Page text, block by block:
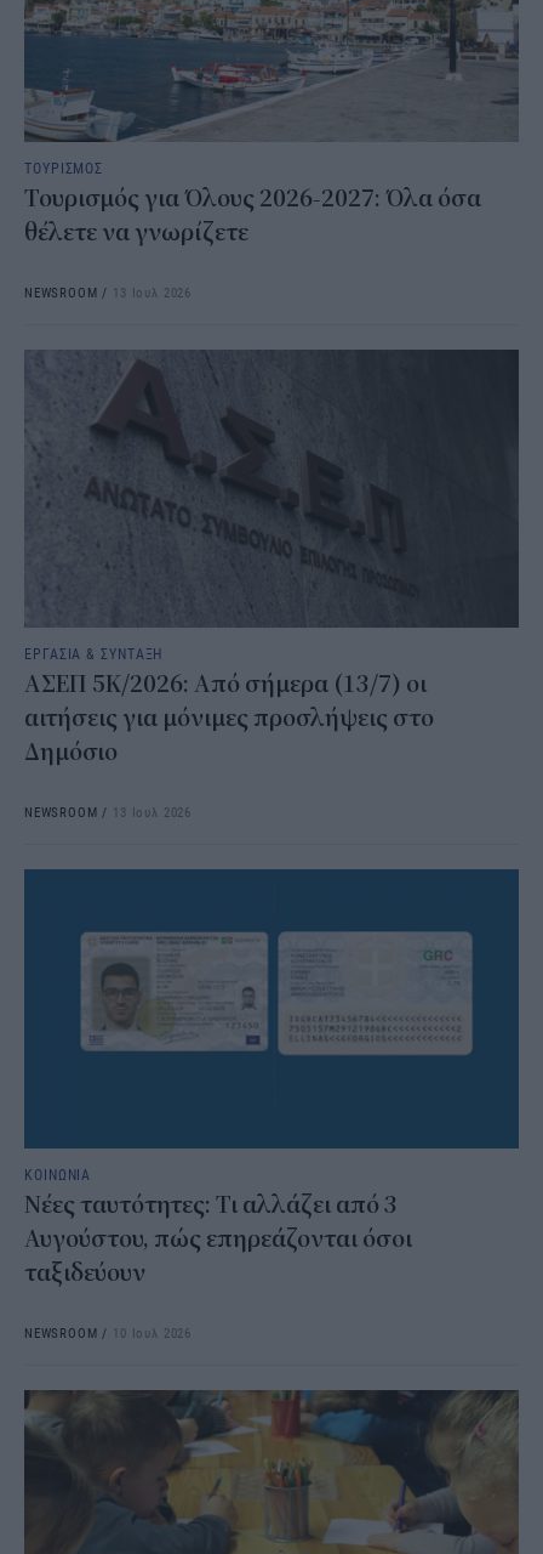
ΤΟΥΡΙΣΜΟΣ
Τουρισμός για Όλους 2026-2027: Όλα όσα
θέλετε να γνωρίζετε
NEWSROOM / 13 Ιουλ 2026
ΕΡΓΑΣΙΑ & ΣΥΝΤΑΞΗ
ΑΣΕΠ 5Κ/2026: Από σήμερα (13/7) οι
αιτήσεις για μόνιμες προσλήψεις στο
Δημόσιο
NEWSROOM / 13 Ιουλ 2026
ΚΟΙΝΩΝΙΑ
Νέες ταυτότητες: Τι αλλάζει από 3
Αυγούστου, πώς επηρεάζονται όσοι
ταξιδεύουν
NEWSROOM / 10 Ιουλ 2026